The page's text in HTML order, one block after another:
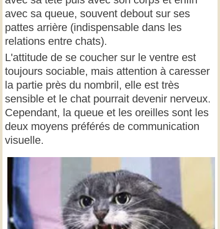
avec sa queue, souvent debout sur ses
pattes arrière (indispensable dans les
relations entre chats).
L'attitude de se coucher sur le ventre est
toujours sociable, mais attention à caresser
la partie près du nombril, elle est très
sensible et le chat pourrait devenir nerveux.
Cependant, la queue et les oreilles sont les
deux moyens préférés de communication
visuelle.